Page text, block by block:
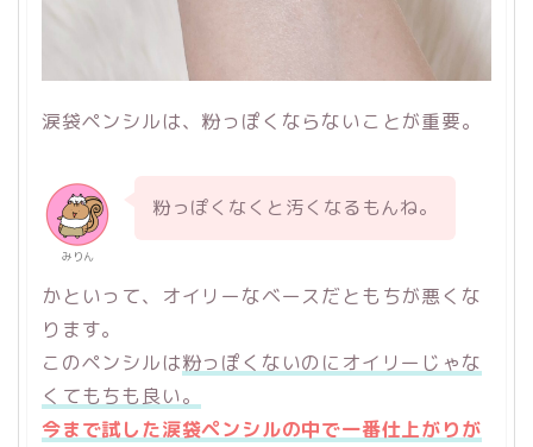
涙袋ペンシルは、粉っぽくならないことが重要。
みりん
粉っぽくなくと汚くなるもんね。
かといって、オイリーなベースだともちが悪くな
ります。
このペンシルは粉っぽくないのにオイリーじゃな
くてもちも良い。
今まで試した涙袋ペンシルの中で一番仕上がりが